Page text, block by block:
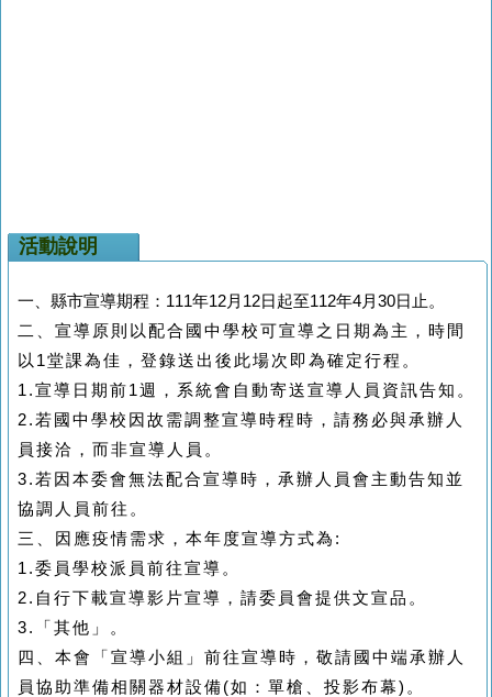
活動說明
一、縣市宣導期程：111年12月12日起至112年4月30日止。
二、 宣導原則以配合國中學校可宣導之日期為主，時間
以1堂課為佳，登錄送出後此場次即為確定行程 。
1.宣導日期前1週，系統會自動寄送宣導人員資訊告知。
2.若國中學校因故需調整宣導時程時，請務必與承辦人
員接洽，而非宣導人員 。
3.若因本委會無法配合宣導時，承辦人員會主動告知並
協調人員前往。
三、 因應疫情需求，本年度宣導方式為:
1.委員學校派員前往宣導。
2.自行下載宣導影片宣導，請委員會提供文宣品。
3.「其他」。
四、 本會「宣導小組」前往宣導時，敬請國中端承辦人
員協助準備相關器材設備(如：單槍、投影布幕)。